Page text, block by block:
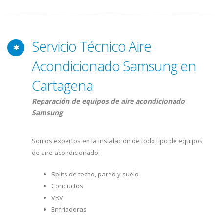
Servicio Técnico Aire
Acondicionado Samsung en
Cartagena
Reparación de equipos de aire acondicionado
Samsung
Somos expertos en la instalación de todo tipo de equipos
de aire acondicionado:
Splits de techo, pared y suelo
Conductos
VRV
Enfriadoras